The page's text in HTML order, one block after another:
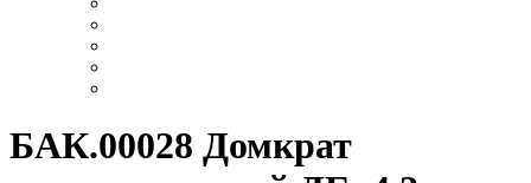
БАК.00028 Домкрат